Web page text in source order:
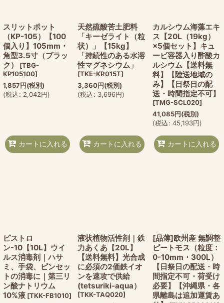
スリットポット
（KP-105）【100
個入り】105mm・
角型3.5寸（ブラッ
ク）
[TBG-
KP105100]
1,857円(税別)
(税込: 2,042円)
カートに入れる
天然硫酸苦土肥料
「キーゼライト（粒
状）」【15kg】
「持続性のある水溶
性マグネシウム」
[TKE-KR015T]
3,360円(税別)
(税込: 3,696円)
カートに入れる
カルシウム海藻エキ
ス【20L（19kg）
×5個セット】キュ
ービ容器入り酢酸カ
ルシウム【送料無
料】【陸送地域の
み】【日祭日の配
送・時間指定不可】
[TMG-SCL020]
41,085円(税別)
(税込: 45,193円)
カートに入れる
ビストロ
ン-10【10L】ウイ
ルス消毒剤｜ハサ
ミ、手袋、ピンセッ
トの消毒に｜第三リ
ン酸ナトリウム
10%液 [TKK-FB1010]
液状植物活性剤｜鉄
力あくあ【20L】
【送料無料】光合成
に必須の2価鉄イオ
ンを速攻で供給
(tetsuriki-aqua）
[TKK-TAQ020]
[品薄]欧州産 無調整
ピートモス（粒度：
0-10mm・300L）
【日祭日の配送・時
間指定不可・荷受け
必要】【沖縄県・各
県離島は追加運賃あ